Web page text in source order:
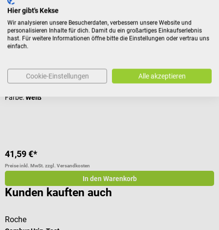
Zubehör
Katrin
Inclusive Handtuchspender Mini
Für Falthandtücher von Katrin
Farbe: Weiß
41,59 €*
Preise inkl. MwSt. zzgl. Versandkosten
In den Warenkorb
Kunden kauften auch
Roche
Hier gibt's Kekse
Wir analysieren unsere Besucherdaten, verbessern unsere Website und
personalisieren Inhalte für dich. Damit du ein großartiges Einkaufserlebnis
hast. Für weitere Informationen öffne bitte die Einstellungen oder vertrau uns
einfach.
Cookie-Einstellungen Alle akzeptieren